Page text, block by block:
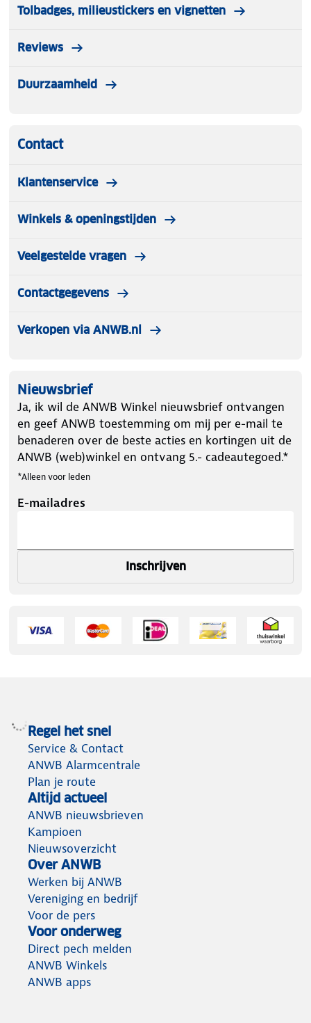
Tolbadges, milieustickers en vignetten
Reviews
Duurzaamheid
Contact
Klantenservice
Winkels & openingstijden
Veelgestelde vragen
Contactgegevens
Verkopen via ANWB.nl
Nieuwsbrief
Ja, ik wil de ANWB Winkel nieuwsbrief ontvangen
en geef ANWB toestemming om mij per e-mail te
benaderen over de beste acties en kortingen uit de
ANWB (web)winkel en ontvang 5.- cadeautegoed.*
*Alleen voor leden
E-mailadres
Inschrijven
Regel het snel
Service & Contact
ANWB Alarmcentrale
Plan je route
Altijd actueel
ANWB nieuwsbrieven
Kampioen
Nieuwsoverzicht
Over ANWB
Werken bij ANWB
Vereniging en bedrijf
Voor de pers
Voor onderweg
Direct pech melden
ANWB Winkels
ANWB apps